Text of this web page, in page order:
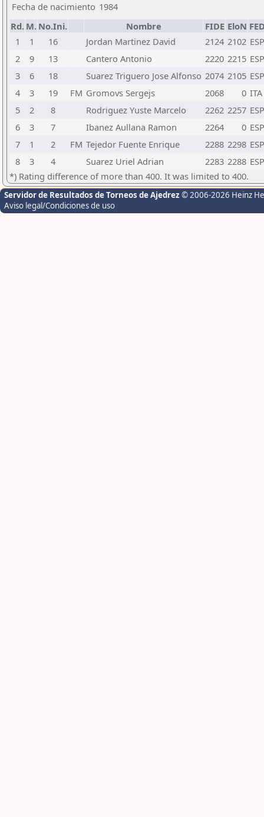
Fecha de nacimiento 1984
Rd. M. No.Ini. Nombre FIDE EloN
1
1 16 Jordan Martinez David 2124 2102 ESP
2
9 13 Cantero Antonio 2220 2215 ESP
3
6 18 Suarez Triguero Jose Alfonso 2074 2105 ESP
4
3 19 FM Gromovs Sergejs 2068 0 ITA
5
2 8 Rodriguez Yuste Marcelo 2262 2257 ESP
6
3 7 Ibanez Aullana Ramon 2264 0 ESP
7
1 2 FM Tejedor Fuente Enrique 2288 2298 ESP
8
3 4 Suarez Uriel Adrian 2283 2288 ESP
*) Rating difference of more than 400. It was limited to 400.
Servidor de Resultados de Torneos de Ajedrez © 2006-2026 Heinz
Aviso legal/Condiciones de uso